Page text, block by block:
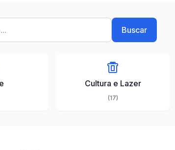
Buscar
Cultura e Lazer
(17)